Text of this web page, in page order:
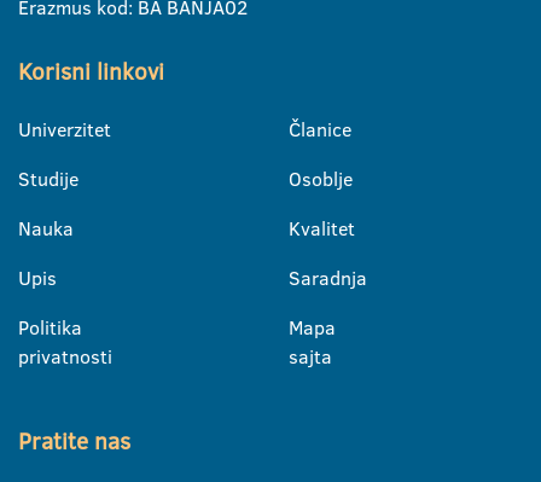
Erazmus kod: BA BANJA02
Korisni linkovi
Univerzitet
Studije
Nauka
Upis
Politika
privatnosti
Članice
Osoblje
Kvalitet
Saradnja
Mapa
sajta
Pratite nas